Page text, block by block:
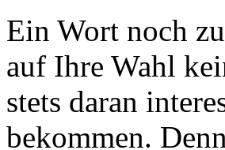
Ein Wort noch
auf Ihre Wahl
stets daran
bekommen.